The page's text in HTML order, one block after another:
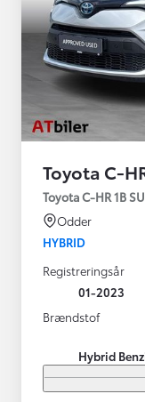
Toyota C-
Toyota C-HR 1B
Odder
HYBRID
Registreringsår
01-2023
Brændstof
Hybrid